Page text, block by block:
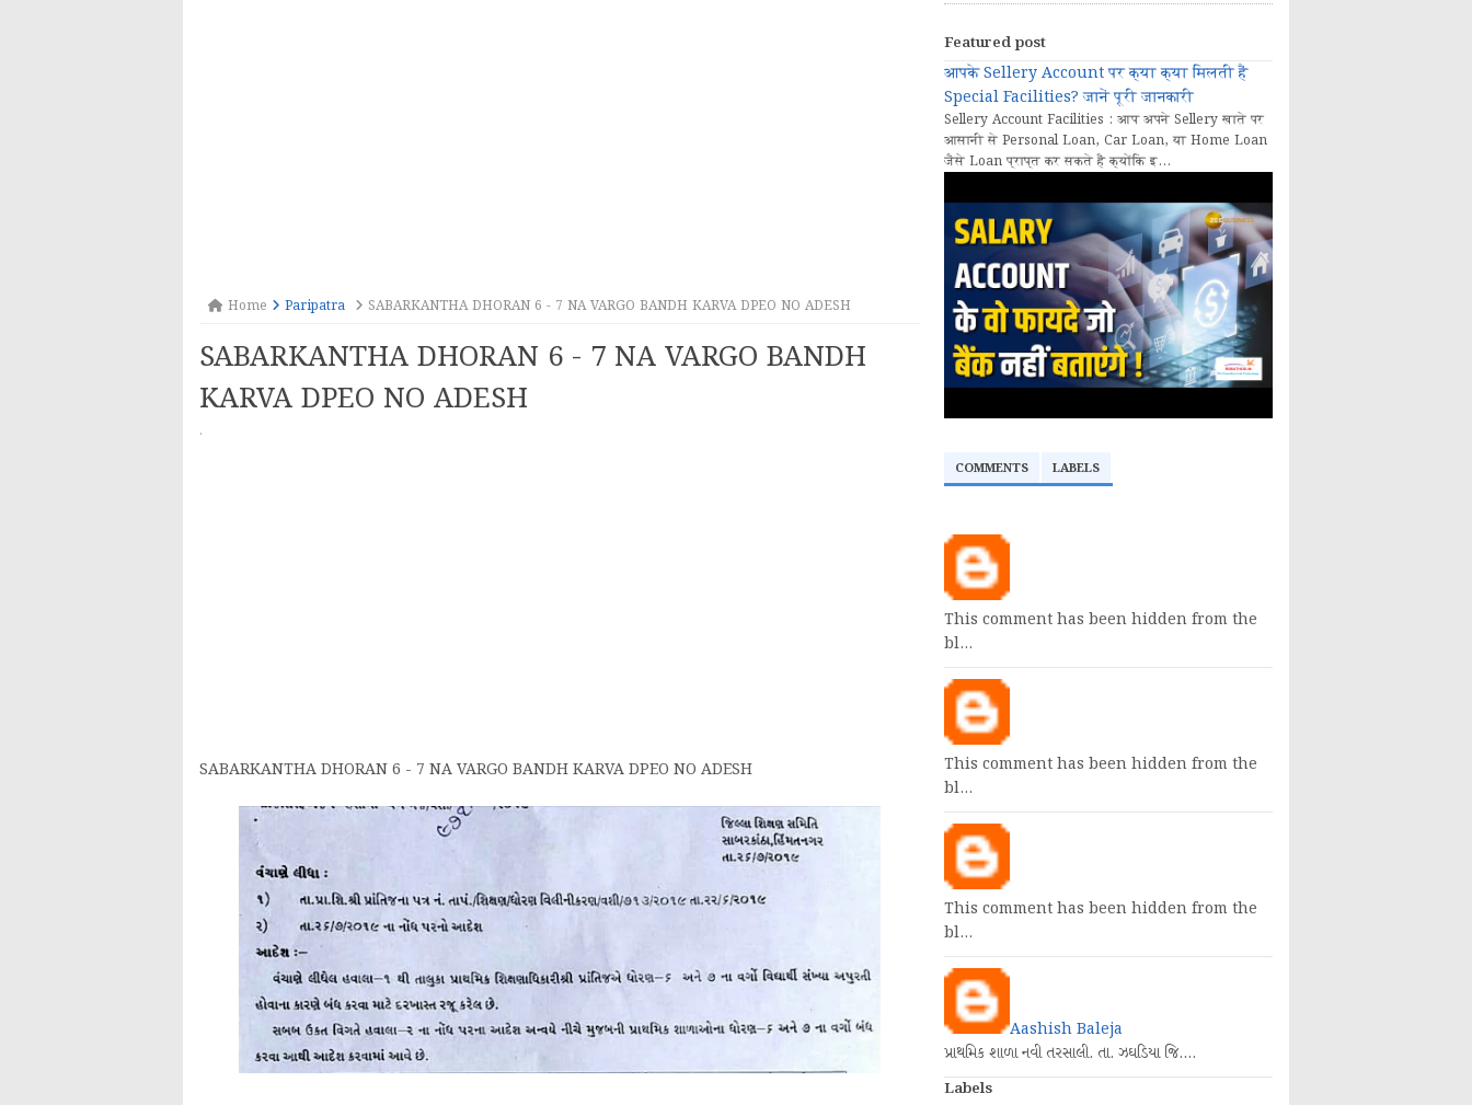
Home Paripatra SABARKANTHA DHORAN 6 - 7 NA VARGO BANDH KARVA DPEO NO ADESH
SABARKANTHA DHORAN 6 - 7 NA VARGO BANDH
KARVA DPEO NO ADESH
·
SABARKANTHA DHORAN 6 - 7 NA VARGO BANDH KARVA DPEO NO ADESH
Featured post
आपके Sellery Account पर क्या क्या मिलती हैं
Special Facilities? जानें पूरी जानकारी
Sellery Account Facilities : आप अपने Sellery खाते पर
आसानी से Personal Loan, Car Loan, या Home Loan
जैसे Loan प्राप्त कर सकते हैं क्योंकि इ...
COMMENTS LABELS
This comment has been hidden from the
bl…
This comment has been hidden from the
bl…
This comment has been hidden from the
bl…
Aashish Baleja
પ્રાથમિક શાળા નવી તરસાલી. તા. ઝઘડિયા જિ.…
Labels